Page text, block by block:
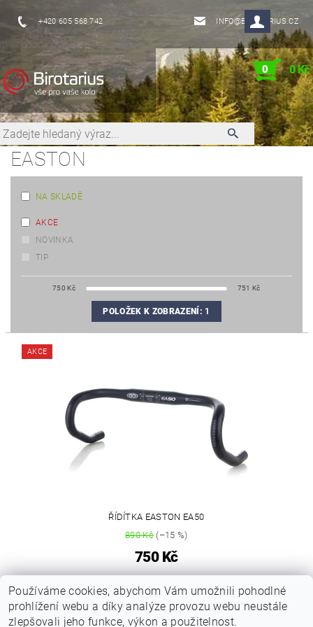
+420 605 568 742 INFO@BIROTARIUS.CZ
0 0 Kč
EASTON
NA SKLADĚ
AKCE
NOVINKA
TIP
750 Kč 751 Kč
POLOŽEK K ZOBRAZENÍ: 1
AKCE
ŘÍDÍTKA EASTON EA50
890 Kč(–15 %)
750 Kč
1položek celkem
Používáme cookies, abychom Vám umožnili pohodlné
prohlížení webu a díky analýze provozu webu neustále
zlepšovali jeho funkce, výkon a použitelnost.